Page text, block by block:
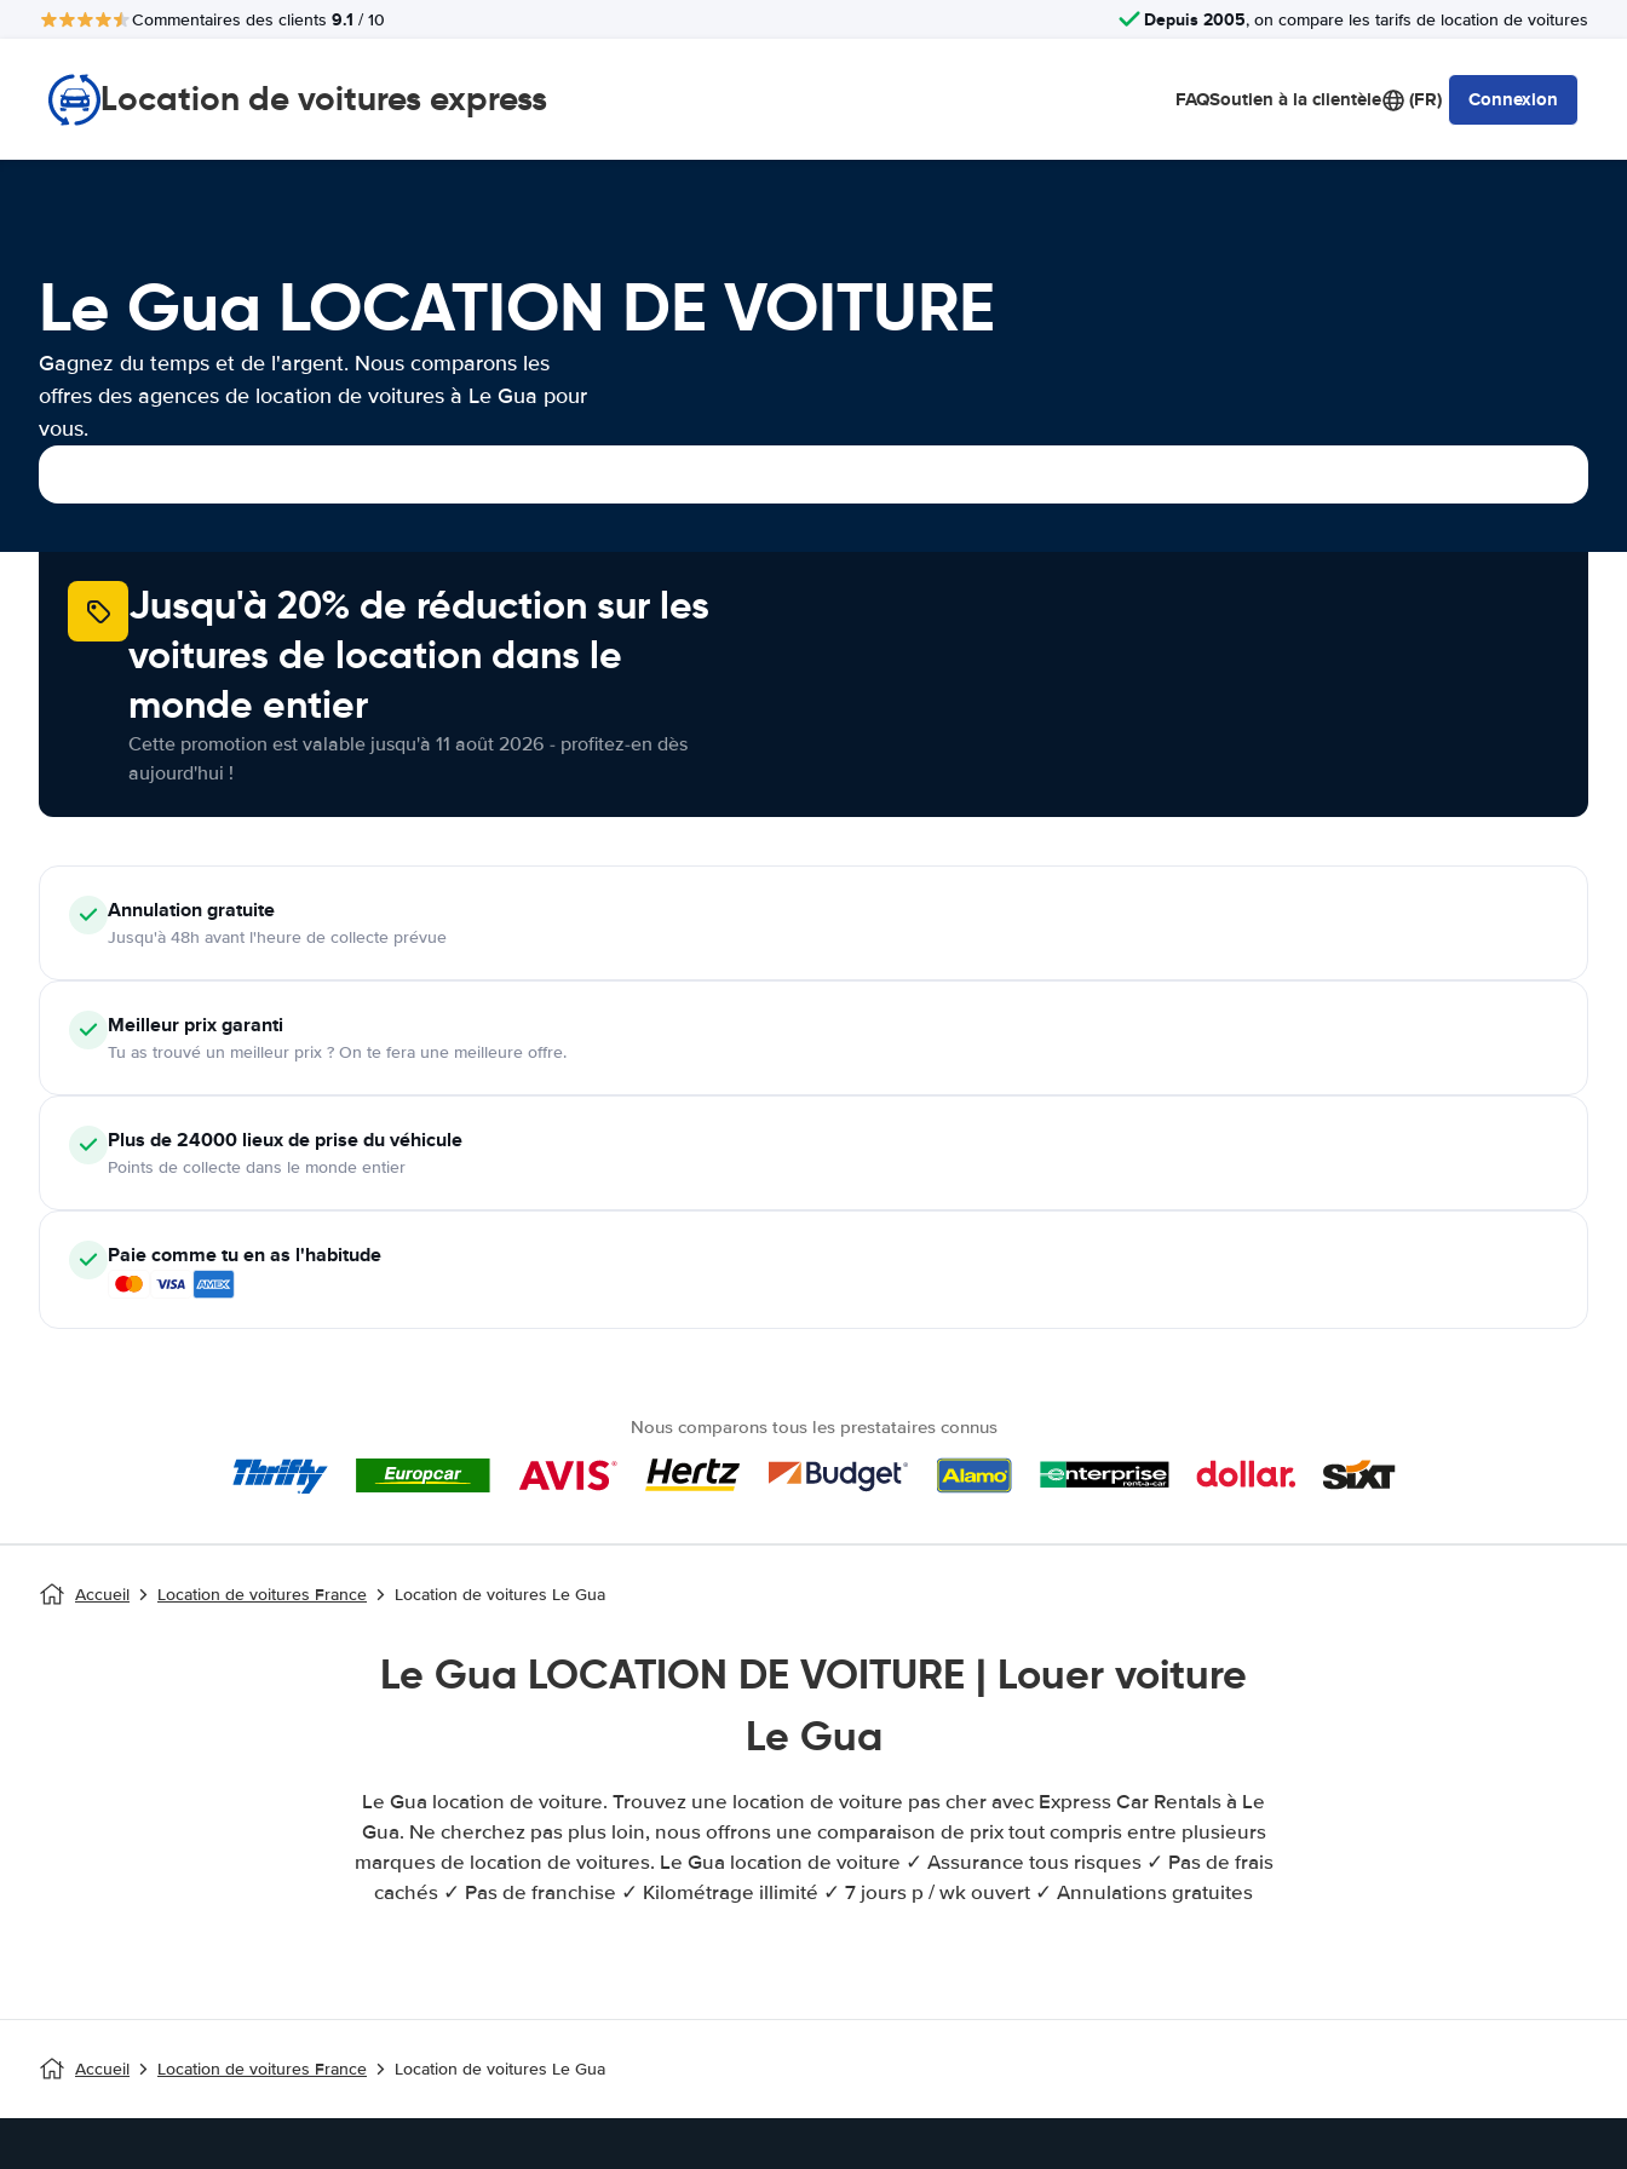
Commentaires des clients 9.1 / 10 Depuis 2005, on compare les tarifs de location de voitures
Location de voitures express FAQSoutien à la clientèle (FR) Connexion
Le Gua LOCATION DE VOITURE
Gagnez du temps et de l'argent. Nous comparons les
offres des agences de location de voitures à Le Gua pour
vous.
Jusqu'à 20% de réduction sur les
voitures de location dans le
monde entier
Cette promotion est valable jusqu'à 11 août 2026 - profitez-en dès
aujourd'hui !
Annulationgratuite
Jusqu'à 48h avant l'heure de collecte prévue
Meilleur prix garanti
Tu as trouvé un meilleur prix ? On te fera une meilleure offre.
Plus de 24000 lieux de prise du véhicule
Points de collecte dans le monde entier
Paie comme tu en as l'habitude
Nous comparons tous les prestataires connus
Accueil Location de voitures France Location de voitures Le Gua
Le Gua LOCATION DE VOITURE | Louer voiture
Le Gua
Le Gua location de voiture. Trouvez une location de voiture pas cher avec Express Car Rentals à Le
Gua. Ne cherchez pas plus loin, nous offrons une comparaison de prix tout compris entre plusieurs
marques de location de voitures. Le Gua location de voiture ✓ Assurance tous risques ✓ Pas de frais
cachés ✓ Pas de franchise ✓ Kilométrage illimité ✓ 7 jours p / wk ouvert ✓ Annulations gratuites
Accueil Location de voitures France Location de voitures Le Gua